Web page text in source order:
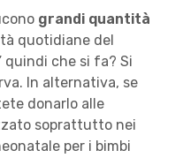
grandi quantità
quotidiane del
quindi che si fa? Si
In alternativa, se
donarlo alle
soprattutto nei
per i bimbi